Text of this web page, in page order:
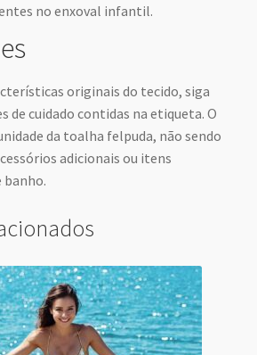
no enxoval infantil.
originais do tecido, siga
de cuidado contidas na etiqueta. O
da toalha felpuda, não sendo
adicionais ou itens